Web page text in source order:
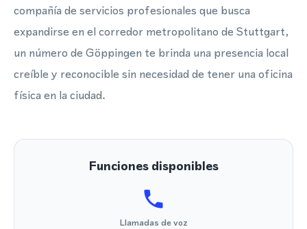
compañía de servicios profesionales que busca
expandirse en el corredor metropolitano de Stuttgart,
un número de Göppingen te brinda una presencia local
creíble y reconocible sin necesidad de tener una oficina
física en la ciudad.
Funciones disponibles
Llamadas de voz